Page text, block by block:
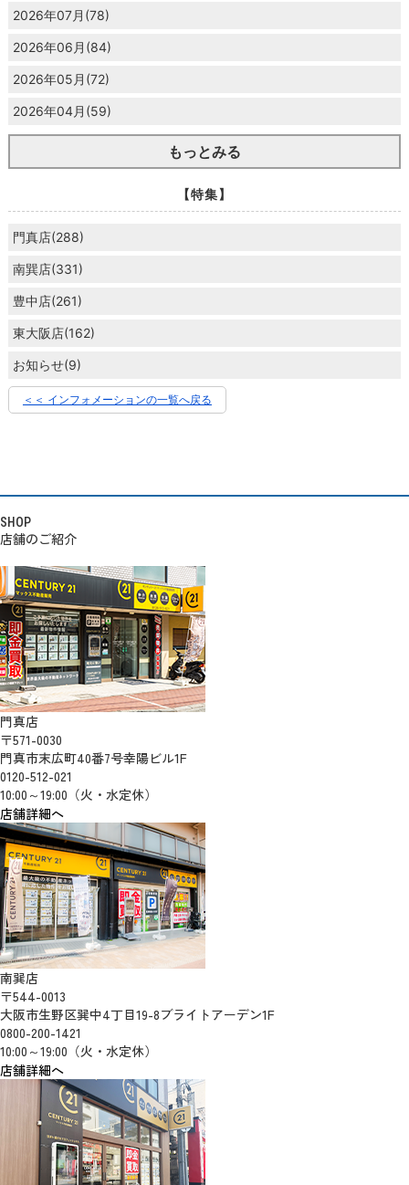
2026年07月(78)
2026年06月(84)
2026年05月(72)
2026年04月(59)
もっとみる
【特集】
門真店(288)
南巽店(331)
豊中店(261)
東大阪店(162)
お知らせ(9)
＜＜ インフォメーションの一覧へ戻る
SHOP
店舗のご紹介
門真店
〒571-0030
門真市末広町40番7号幸陽ビル1F
0120-512-021
10:00～19:00（火・水定休）
店舗詳細へ
南巽店
〒544-0013
大阪市生野区巽中4丁目19-8ブライトアーデン1F
0800-200-1421
10:00～19:00（火・水定休）
店舗詳細へ